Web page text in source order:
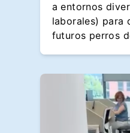
a entornos
laborales) para
futuros perros